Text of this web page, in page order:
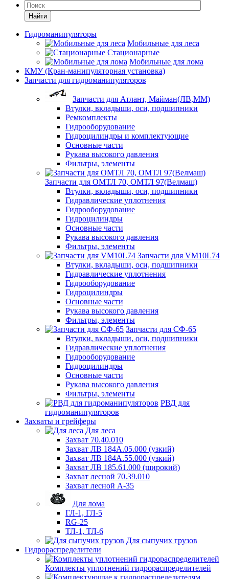
Найти
Гидроманипуляторы
Мобильные для леса
Стационарные
Мобильные для лома
КМУ (Кран-манипуляторная установка)
Запчасти для гидроманипуляторов
Запчасти для Атлант, Майман(ЛВ,ММ)
Втулки, вкладыши, оси, подшипники
Ремкомплекты
Гидрооборудование
Гидроцилиндры и комплектующие
Основные части
Рукава высокого давления
Фильтры, элементы
Запчасти для ОМТЛ 70, ОМТЛ 97(Велмаш)
Втулки, вкладыши, оси, подшипники
Гидравлические уплотнения
Гидрооборудование
Гидроцилиндры
Основные части
Рукава высокого давления
Фильтры, элементы
Запчасти для VM10L74
Втулки, вкладыши, оси, подшипники
Гидравлические уплотнения
Гидрооборудование
Гидроцилиндры
Основные части
Рукава высокого давления
Фильтры, элементы
Запчасти для СФ-65
Втулки, вкладыши, оси, подшипники
Гидравлические уплотнения
Гидрооборудование
Гидроцилиндры
Основные части
Рукава высокого давления
Фильтры, элементы
РВД для
гидроманипуляторов
Захваты и грейферы
Для леса
Захват 70.40.010
Захват ЛВ 184А.05.000 (узкий)
Захват ЛВ 184А.55.000 (узкий)
Захват ЛВ 185.61.000 (широкий)
Захват лесной 70.39.010
Захват лесной А-35
Для лома
ГЛ-1, ГЛ-5
RG-25
ТЛ-1, ТЛ-6
Для сыпучих грузов
Гидрораспределители
Комплекты уплотнений гидрораспределителей